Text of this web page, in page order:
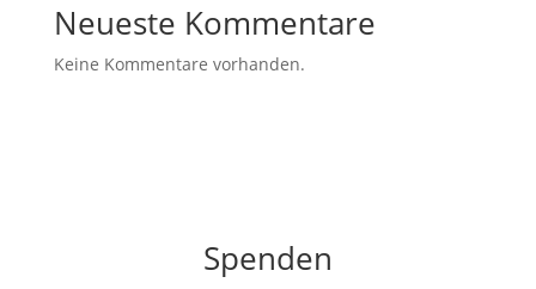
Neueste Kommentare
Keine Kommentare vorhanden.
Spenden